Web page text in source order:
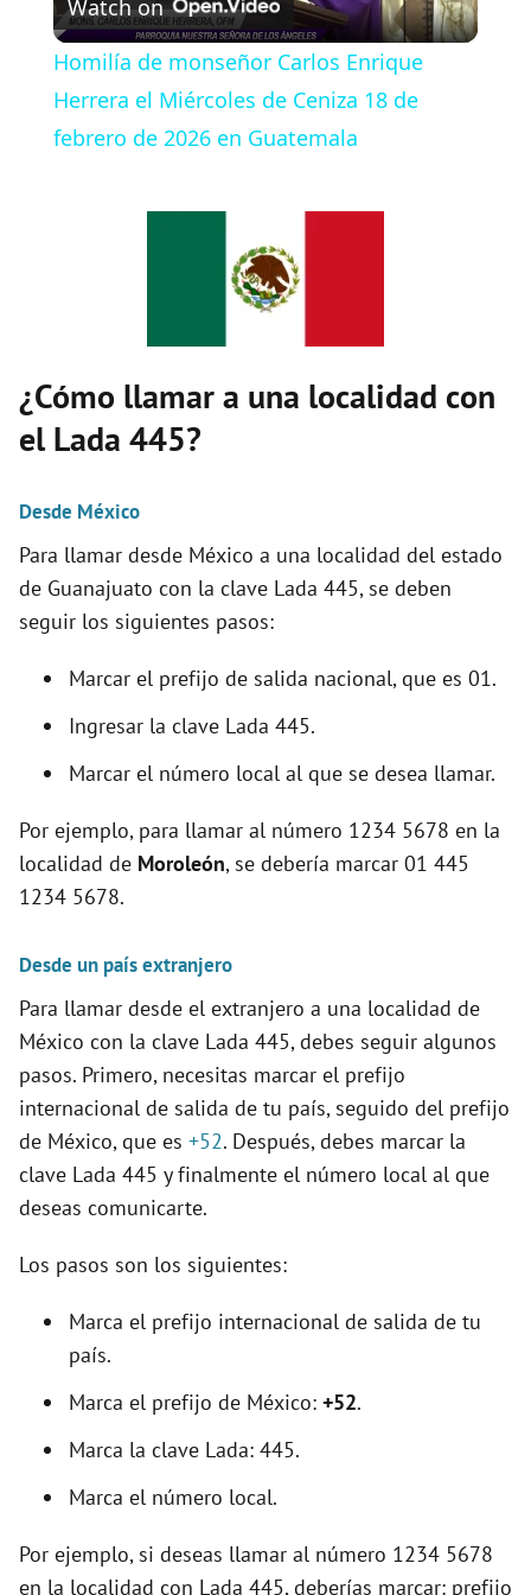
l
a
V
i
d
Watch on
Homilía de monseñor Carlos Enrique
Herrera el Miércoles de Ceniza 18 de
febrero de 2026 en Guatemala
¿Cómo llamar a una localidad con
el Lada 445?
Desde México
Para llamar desde México a una localidad del estado
de Guanajuato con la clave Lada 445, se deben
seguir los siguientes pasos:
Marcar el prefijo de salida nacional, que es 01.
Ingresar la clave Lada 445.
Marcar el número local al que se desea llamar.
Por ejemplo, para llamar al número 1234 5678 en la
localidad de Moroleón, se debería marcar 01 445
1234 5678.
Desde un país extranjero
Para llamar desde el extranjero a una localidad de
México con la clave Lada 445, debes seguir algunos
pasos. Primero, necesitas marcar el prefijo
internacional de salida de tu país, seguido del prefijo
de México, que es +52. Después, debes marcar la
clave Lada 445 y finalmente el número local al que
deseas comunicarte.
Los pasos son los siguientes:
Marca el prefijo internacional de salida de tu
país.
Marca el prefijo de México: +52.
Marca la clave Lada: 445.
Marca el número local.
Por ejemplo, si deseas llamar al número 1234 5678
en la localidad con Lada 445, deberías marcar: prefijo